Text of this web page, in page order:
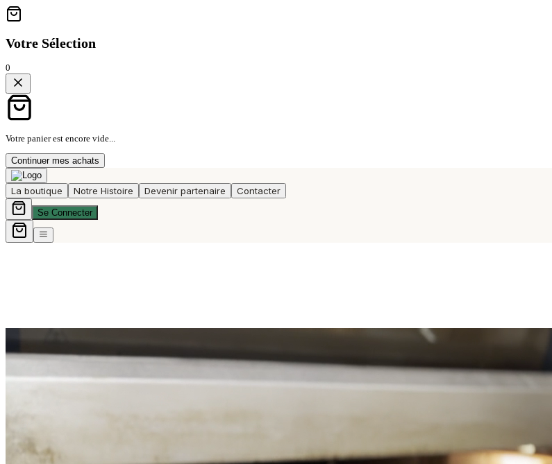
Votre Sélection
0
Votre panier est encore vide...
Continuer mes achats
La boutique Notre Histoire Devenir partenaire Contacter
Se Connecter